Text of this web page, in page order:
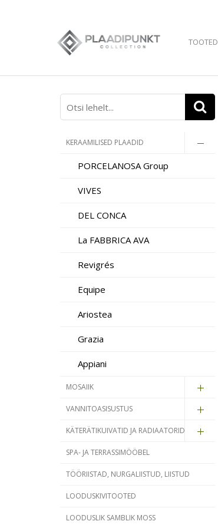
TOOTED
KERAAMILISED PLAADID
PORCELANOSA Group
VIVES
DEL CONCA
La FABBRICA AVA
Revigrés
Equipe
Ariostea
Grazia
Appiani
MOSAIIK
VANNITOASISUSTUS
KÄTERÄTIKUIVATID JA RADIAATORID
SPA- JA TERRASSIMÖÖBEL
TÖÖRIISTAD, NURGALIISTUD, LIISTUD
LOODUSKIVITOOTED
LOODUSLIK SAMBLIK MOSS